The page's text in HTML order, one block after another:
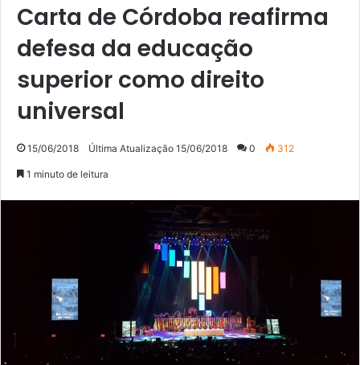
Carta de Córdoba reafirma
defesa da educação
superior como direito
universal
15/06/2018 Última Atualização 15/06/2018 0 312
1 minuto de leitura